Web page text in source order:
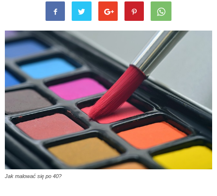
Jak malować się po 40?